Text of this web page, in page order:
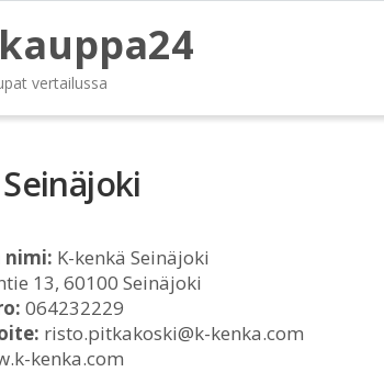
vertailussa
nimi: K-kenkä Seinäjoki
13, 60100 Seinäjoki
064232229
risto.pitkakoski@k-kenka.com
kenka.com